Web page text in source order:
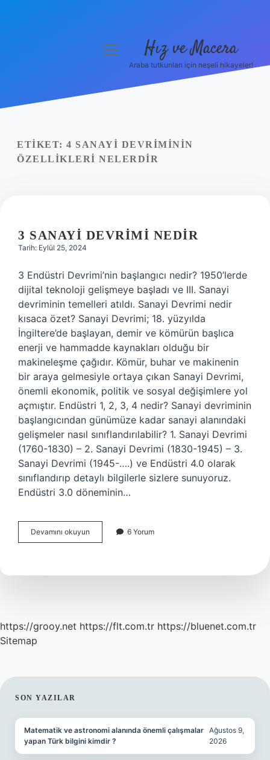
Yasal Uyarı
menüyü
Hız ve Macera
Araba tutkunları için neşeli hikayeler!
ETIKET: 4 SANAYI DEVRIMININ
ÖZELLIKLERI NELERDIR
3 SANAYI DEVRIMI NEDIR
Tarih: Eylül 25, 2024
3 Endüstri Devrimi’nin başlangıcı nedir? 1950’lerde
dijital teknoloji gelişmeye başladı ve III. Sanayi
devriminin temelleri atıldı. Sanayi Devrimi nedir
kısaca özet? Sanayi Devrimi; 18. yüzyılda
İngiltere’de başlayan, demir ve kömürün başlıca
enerji ve hammadde kaynakları olduğu bir
makineleşme çağıdır. Kömür, buhar ve makinenin
bir araya gelmesiyle ortaya çıkan Sanayi Devrimi,
önemli ekonomik, politik ve sosyal değişimlere yol
açmıştır. Endüstri 1, 2, 3, 4 nedir? Sanayi devriminin
başlangıcından günümüze kadar sanayi alanındaki
gelişmeler nasıl sınıflandırılabilir? 1. Sanayi Devrimi
(1760-1830) – 2. Sanayi Devrimi (1830-1945) – 3.
Sanayi Devrimi (1945-….) ve Endüstri 4.0 olarak
sınıflandırıp detaylı bilgilerle sizlere sunuyoruz.
Endüstri 3.0 döneminin…
Devamını okuyun
Sanayi
6 Yorum
https://grooy.net https://flt.com.tr https://bluenet.com.tr
Sitemap
SIDEBAR
SON YAZILAR
Matematik ve astronomi alanında önemli çalışmalar
yapan Türk bilgini kimdir ?
Ağustos 9,
2026